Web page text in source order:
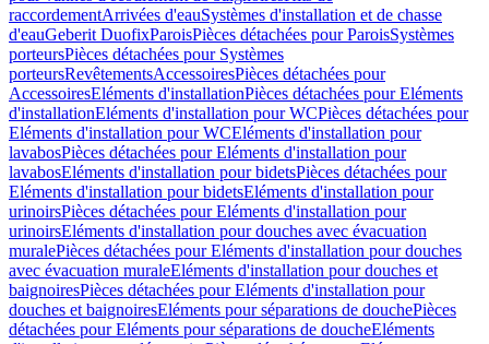
raccordementArrivées d'eauSystèmes d'installation et de chasse
d'eauGeberit DuofixParoisPièces détachées pour ParoisSystèmes
porteursPièces détachées pour Systèmes
porteursRevêtementsAccessoiresPièces détachées pour
AccessoiresEléments d'installationPièces détachées pour Eléments
d'installationEléments d'installation pour WCPièces détachées pour
Eléments d'installation pour WCEléments d'installation pour
lavabosPièces détachées pour Eléments d'installation pour
lavabosEléments d'installation pour bidetsPièces détachées pour
Eléments d'installation pour bidetsEléments d'installation pour
urinoirsPièces détachées pour Eléments d'installation pour
urinoirsEléments d'installation pour douches avec évacuation
muralePièces détachées pour Eléments d'installation pour douches
avec évacuation muraleEléments d'installation pour douches et
baignoiresPièces détachées pour Eléments d'installation pour
douches et baignoiresEléments pour séparations de douchePièces
détachées pour Eléments pour séparations de doucheEléments